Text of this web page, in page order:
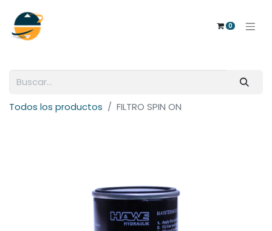
0
Todos los productos FILTRO SPIN ON